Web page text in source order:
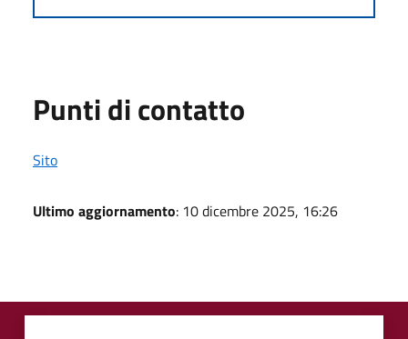
Punti di contatto
Sito
Ultimo aggiornamento: 10 dicembre 2025, 16:26